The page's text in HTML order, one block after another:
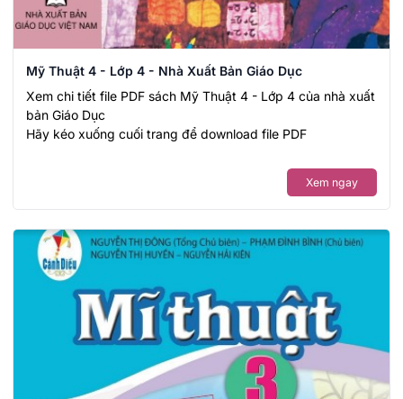
Mỹ Thuật 4 - Lớp 4 - Nhà Xuất Bản Giáo Dục
Xem chi tiết file PDF sách Mỹ Thuật 4 - Lớp 4 của nhà xuất
bản Giáo Dục
Hãy kéo xuống cuối trang để download file PDF
Xem ngay